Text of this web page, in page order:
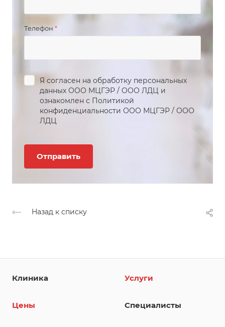
Телефон*
Я согласен на обработку персональных
данных ООО МЦГЭР / ООО ЛДЦ и
ознакомлен с Политикой
конфиденциальности ООО МЦГЭР / ООО
ЛДЦ
Назад к списку
Клиника Услуги
Цены Специалисты